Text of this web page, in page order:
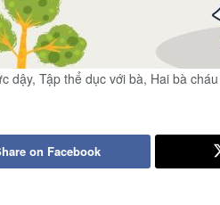
dậy, Tập thể dục với bà, Hai bà
on Facebook